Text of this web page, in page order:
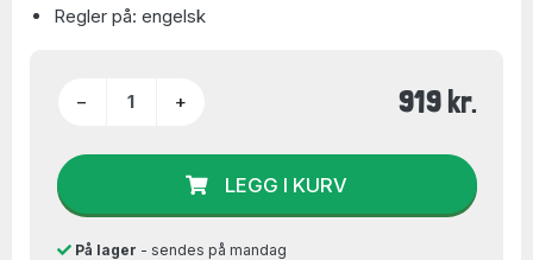
Regler på: engelsk
− + 919 kr.
LEGG I KURV
På lager - sendes på mandag